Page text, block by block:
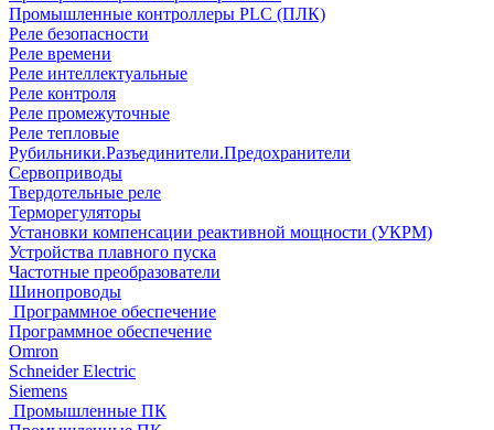
Промышленные контроллеры PLC (ПЛК)
Реле безопасности
Реле времени
Реле интеллектуальные
Реле контроля
Реле промежуточные
Реле тепловые
Рубильники.Разъединители.Предохранители
Сервоприводы
Твердотельные реле
Терморегуляторы
Установки компенсации реактивной мощности (УКРМ)
Устройства плавного пуска
Частотные преобразователи
Шинопроводы
Программное обеспечение
Программное обеспечение
Omron
Schneider Electric
Siemens
Промышленные ПК